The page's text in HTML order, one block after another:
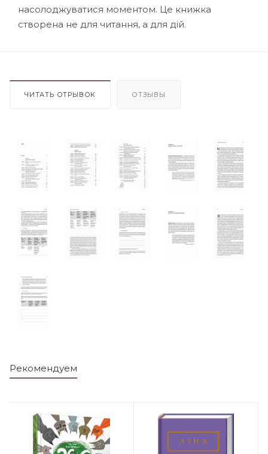
насолоджуватися моментом. Це книжка
створена не для читання, а для дій.
ЧИТАТЬ ОТРЫВОК ОТЗЫВЫ
Рекомендуем